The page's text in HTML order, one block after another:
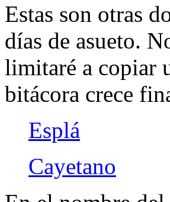
Estas son otras
dí­as de asueto.
limitaré a copiar
bitácora crece
Esplá
Cayetano